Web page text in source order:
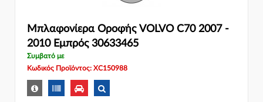
Μπλαφονίερα Οροφής VOLVO C70 2007 -
2010 Εμπρός 30633465
Συμβατό με
Κωδικός Προϊόντος: XC150988